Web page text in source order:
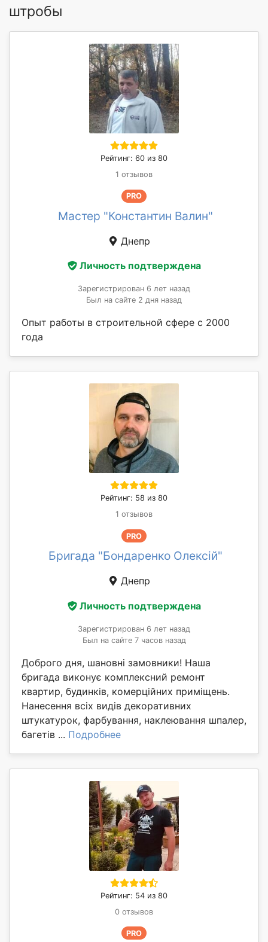
штробы
Рейтинг: 60 из 80
1 отзывов
PRO
Мастер "Константин Валин"
Днепр
Личность подтверждена
Зарегистрирован 6 лет назад
Был на сайте 2 дня назад
Опыт работы в строительной сфере с 2000
года
Рейтинг: 58 из 80
1 отзывов
PRO
Бригада "Бондаренко Олексій"
Днепр
Личность подтверждена
Зарегистрирован 6 лет назад
Был на сайте 7 часов назад
Доброго дня, шановні замовники! Наша
бригада виконує комплексний ремонт
квартир, будинків, комерційних приміщень.
Нанесення всіх видів декоративних
штукатурок, фарбування, наклеювання шпалер,
багетів ... Подробнее
Рейтинг: 54 из 80
0 отзывов
PRO